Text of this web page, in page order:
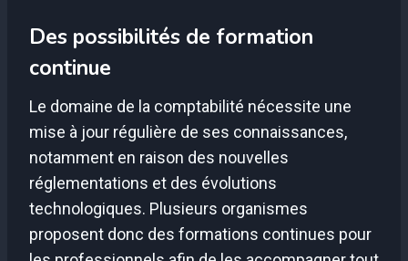
Des possibilités de formation
continue
Le domaine de la comptabilité nécessite une
mise à jour régulière de ses connaissances,
notamment en raison des nouvelles
réglementations et des évolutions
technologiques. Plusieurs organismes
proposent donc des formations continues pour